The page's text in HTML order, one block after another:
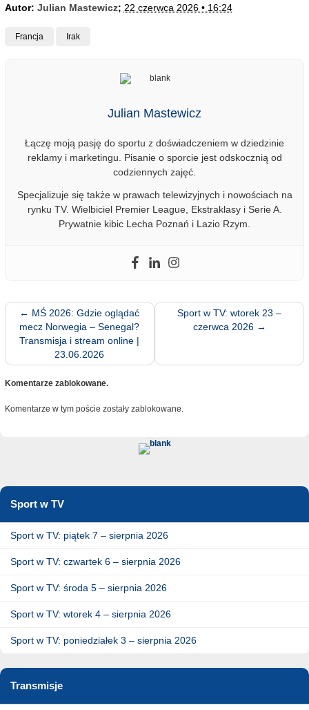
Autor: Julian Mastewicz; 22 czerwca 2026 • 16:24
Francja Irak
Julian Mastewicz
Łączę moją pasję do sportu z doświadczeniem w dziedzinie
reklamy i marketingu. Pisanie o sporcie jest odskocznią od
codziennych zajęć.
Specjalizuje się także w prawach telewizyjnych i nowościach na
rynku TV. Wielbiciel Premier League, Ekstraklasy i Serie A.
Prywatnie kibic Lecha Poznań i Lazio Rzym.
← MŚ 2026: Gdzie oglądać
mecz Norwegia – Senegal?
Transmisja i stream online |
23.06.2026
Sport w TV: wtorek 23 –
czerwca 2026 →
Komentarze zablokowane.
Komentarze w tym poście zostały zablokowane.
Sport w TV
Sport w TV: piątek 7 – sierpnia 2026
Sport w TV: czwartek 6 – sierpnia 2026
Sport w TV: środa 5 – sierpnia 2026
Sport w TV: wtorek 4 – sierpnia 2026
Sport w TV: poniedziałek 3 – sierpnia 2026
Transmisje